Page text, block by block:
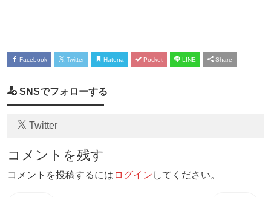
Facebook Twitter Hatena Pocket LINE Share
SNSでフォローする
Twitter
コメントを残す
コメントを投稿するには ログイン してください。